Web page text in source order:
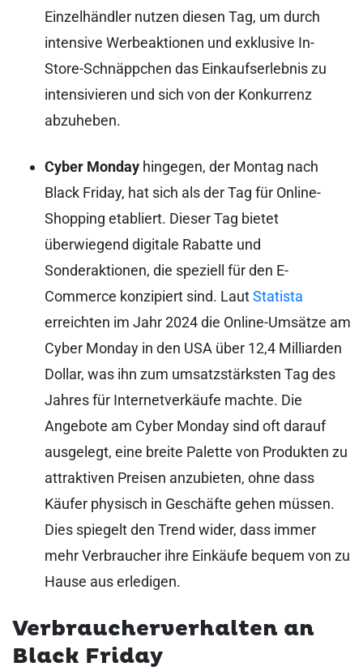
Einzelhändler nutzen diesen Tag, um durch
intensive Werbeaktionen und exklusive In-
Store-Schnäppchen das Einkaufserlebnis zu
intensivieren und sich von der Konkurrenz
abzuheben.
Cyber Monday hingegen, der Montag nach
Black Friday, hat sich als der Tag für Online-
Shopping etabliert. Dieser Tag bietet
überwiegend digitale Rabatte und
Sonderaktionen, die speziell für den E-
Commerce konzipiert sind. LautStatista
erreichten im Jahr 2024 die Online-Umsätze am
Cyber Monday in den USA über 12,4 Milliarden
Dollar, was ihn zum umsatzstärksten Tag des
Jahres für Internetverkäufe machte. Die
Angebote am Cyber Monday sind oft darauf
ausgelegt, eine breite Palette von Produkten zu
attraktiven Preisen anzubieten, ohne dass
Käufer physisch in Geschäfte gehen müssen.
Dies spiegelt den Trend wider, dass immer
mehr Verbraucher ihre Einkäufe bequem von zu
Hause aus erledigen.
Verbraucherverhalten an
Black Friday